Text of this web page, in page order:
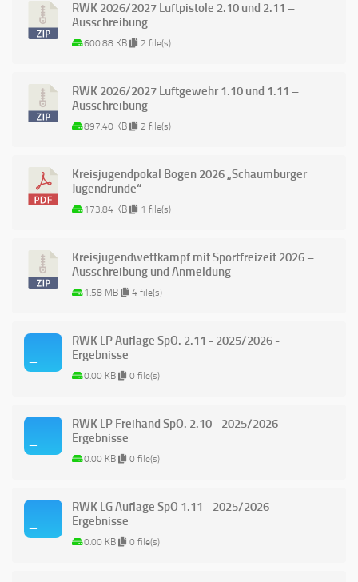
RWK 2026/2027 Luftpistole 2.10 und 2.11 –
Ausschreibung
600.88 KB 2 file(s)
RWK 2026/2027 Luftgewehr 1.10 und 1.11 –
Ausschreibung
897.40 KB 2 file(s)
Kreisjugendpokal Bogen 2026 „Schaumburger
Jugendrunde“
173.84 KB 1 file(s)
Kreisjugendwettkampf mit Sportfreizeit 2026 –
Ausschreibung und Anmeldung
1.58 MB 4 file(s)
RWK LP Auflage SpO. 2.11 - 2025/2026 -
Ergebnisse
0.00 KB 0 file(s)
RWK LP Freihand SpO. 2.10 - 2025/2026 -
Ergebnisse
0.00 KB 0 file(s)
RWK LG Auflage SpO 1.11 - 2025/2026 -
Ergebnisse
0.00 KB 0 file(s)